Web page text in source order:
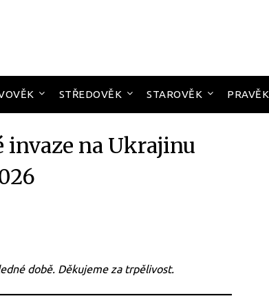
STŘEDOVĚK STAROVĚK PRAVĚK
invaze na Ukrajinu
době. Děkujeme za trpělivost.